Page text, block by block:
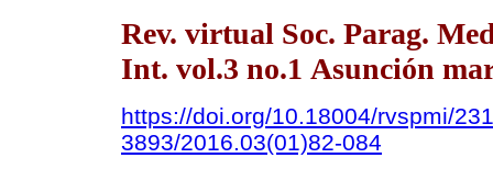
Rev. virtual Soc. Parag.
Int. vol.3 no.1 Asunción
https://doi.org/10.18004/rvspmi/
3893/2016.03(01)82-084